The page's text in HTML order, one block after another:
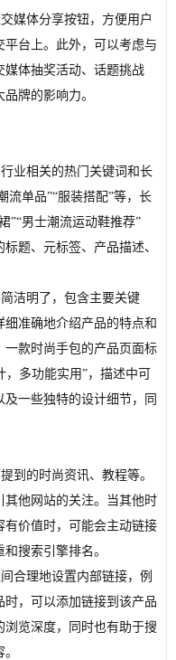
媒体分享按钮，方便用户
台上。此外，可以考虑与
媒体抽奖活动、话题挑战
牌的影响力。
业相关的热门关键词和长
流单品”“服装搭配”等，长
”“男士潮流运动鞋推荐”
题、元标签、产品描述、
洁明了，包含主要关键
准确地介绍产品的特点和
款时尚手包的产品页面标
多功能实用”，描述中可
一些独特的设计细节，同
到的时尚资讯、教程等。
他网站的关注。当其他时
有价值时，可能会主动链接
搜索引擎排名。
合理地设置内部链接，例
，可以添加链接到该产品
览深度，同时也有助于搜